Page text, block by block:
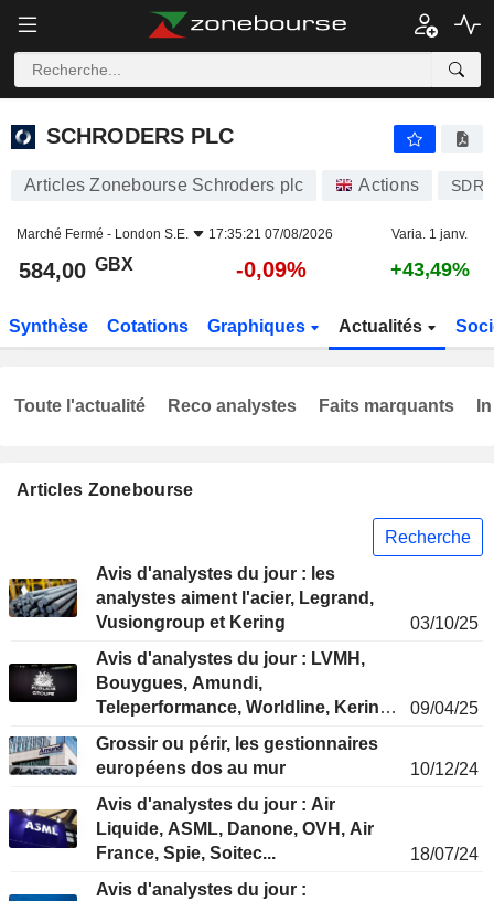
SCHRODERS PLC
SCHRODERS PLC
Articles Zonebourse Schroders plc Actions SDR
Marché Fermé - London S.E. 17:35:21 07/08/2026 Varia. 1 janv.
584,00 GBX -0,09% +43,49%
Synthèse Cotations Graphiques Actualités
Articles Zonebourse
Recherche
Avis d'analystes du jour : les
analystes aiment l'acier, Legrand,
Vusiongroup et Kering
03/10/25
Avis d'analystes du jour : LVMH,
Bouygues, Amundi,
Teleperformance, Worldline, Kering,
Publicis, SGS…
09/04/25
Grossir ou périr, les gestionnaires
européens dos au mur
10/12/24
Avis d'analystes du jour : Air
Liquide, ASML, Danone, OVH, Air
France, Spie, Soitec...
18/07/24
Avis d'analystes du jour :
Toute l'actualité Reco analystes Faits marquants